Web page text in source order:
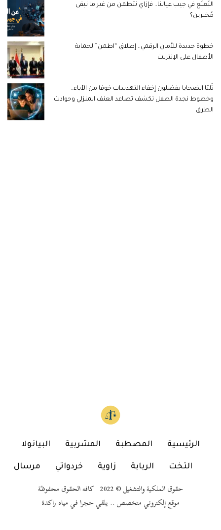
البُعبُع في جيب عيالنا.. فإزاي نتطمن من غير ما نبقى
مُخبرين؟
خطوة جديدة للأمان الرقمي.. إطلاق “اطمن” لحماية
الأطفال على الإنترنت
ثُلثا الضحايا يفضلون إخفاء التهديدات خوفا من الآباء..
وخطوط نجدة الطفل تكشف تصاعد العنف المنزلي وحوادث
الطرق
الرئيسية المصطبة المشربية البيانولا
التخت الربابة زاوية خردواتي مرسال
حقوق الملكية والتشغيل © 2022 كافه الحقوق محفوظة
موقع إلكتروني متخصص .. يلقي حجرا في مياه راكدة